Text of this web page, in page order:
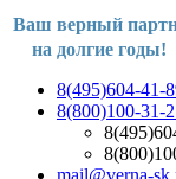
Ваш верный
на долгие годы!
8(495)604-41-
8(800)100-31-
mail@verna-